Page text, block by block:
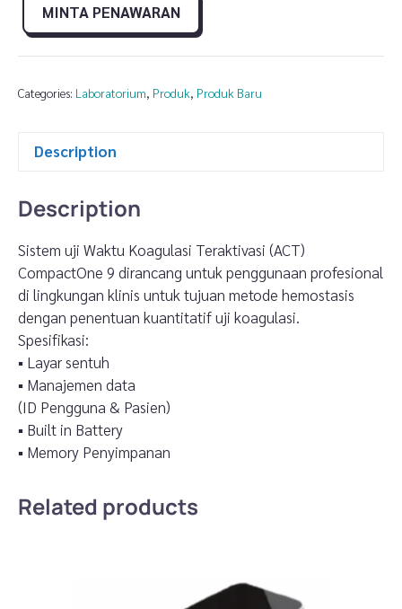
MINTA PENAWARAN
Categories: Laboratorium, Produk, Produk Baru
Description
Description
Sistem uji Waktu Koagulasi Teraktivasi (ACT)
CompactOne 9 dirancang untuk penggunaan profesional
di lingkungan klinis untuk tujuan metode hemostasis
dengan penentuan kuantitatif uji koagulasi.
Spesifikasi:
▪ Layar sentuh
▪ Manajemen data
(ID Pengguna & Pasien)
▪ Built in Battery
▪ Memory Penyimpanan
Related products